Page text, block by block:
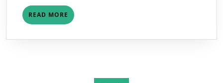
READ MORE READ
MORE